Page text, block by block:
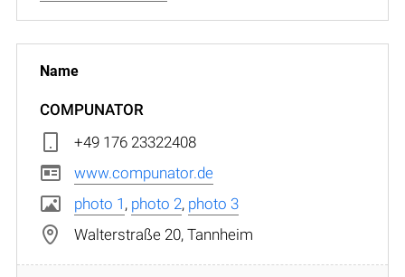
COMPUNATOR
+49 176 23322408
www.compunator.de
photo 1 , photo 2, photo 3
Walterstraße 20, Tannheim